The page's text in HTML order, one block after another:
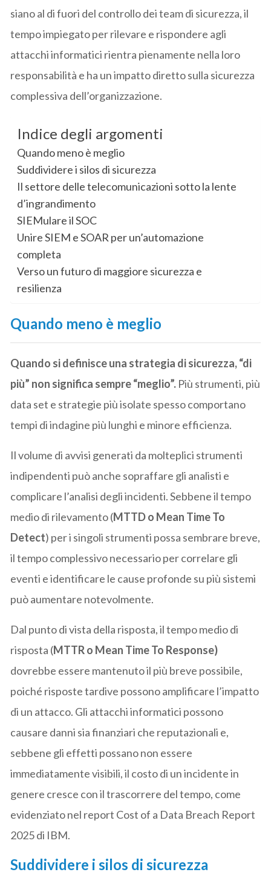
siano al di fuori del controllo dei team di sicurezza, il
tempo impiegato per rilevare e rispondere agli
attacchi informatici rientra pienamente nella loro
responsabilità e ha un impatto diretto sulla sicurezza
complessiva dell’organizzazione.
Indice degli argomenti
Quando meno è meglio
Suddividere i silos di sicurezza
Il settore delle telecomunicazioni sotto la lente
d’ingrandimento
SIEMulare il SOC
Unire SIEM e SOAR per un’automazione
completa
Verso un futuro di maggiore sicurezza e
resilienza
Quando meno è meglio
Quando si definisce una strategia di sicurezza, “di
più” non significa sempre “meglio”. Più strumenti, più
data set e strategie più isolate spesso comportano
tempi di indagine più lunghi e minore efficienza.
Il volume di avvisi generati da molteplici strumenti
indipendenti può anche sopraffare gli analisti e
complicare l’analisi degli incidenti. Sebbene il tempo
medio di rilevamento (MTTD o Mean Time To
Detect) per i singoli strumenti possa sembrare breve,
il tempo complessivo necessario per correlare gli
eventi e identificare le cause profonde su più sistemi
può aumentare notevolmente.
Dal punto di vista della risposta, il tempo medio di
risposta (MTTR o Mean Time To Response)
dovrebbe essere mantenuto il più breve possibile,
poiché risposte tardive possono amplificare l’impatto
di un attacco. Gli attacchi informatici possono
causare danni sia finanziari che reputazionali e,
sebbene gli effetti possano non essere
immediatamente visibili, il costo di un incidente in
genere cresce con il trascorrere del tempo, come
evidenziato nel report Cost of a Data Breach Report
2025 di IBM.
Suddividere i silos di sicurezza